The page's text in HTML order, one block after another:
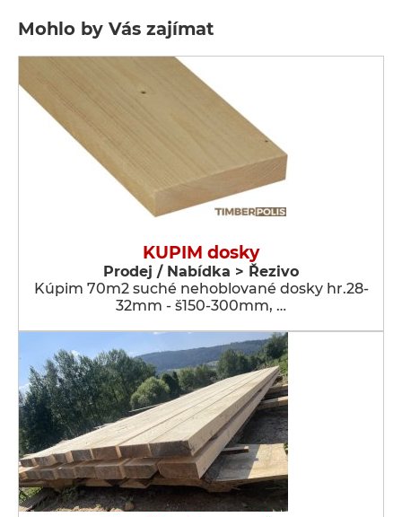
Mohlo by Vás zajímat
KUPIM dosky
Prodej / Nabídka > Řezivo
Kúpim 70m2 suché nehoblované dosky hr.28-
32mm - š150-300mm, …